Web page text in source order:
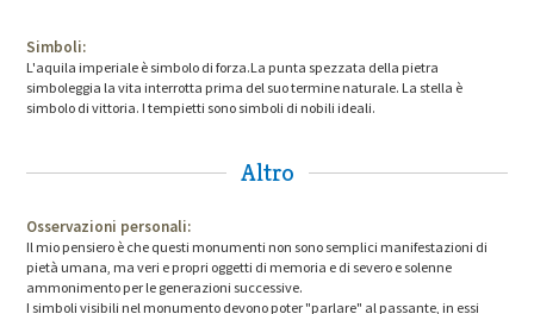
Simboli:
L'aquila imperiale è simbolo di forza.La punta spezzata della pietra
simboleggia la vita interrotta prima del suo termine naturale. La stella è
simbolo di vittoria. I tempietti sono simboli di nobili ideali.
Altro
Osservazioni personali:
Il mio pensiero è che questi monumenti non sono semplici manifestazioni di
pietà umana, ma veri e propri oggetti di memoria e di severo e solenne
ammonimento per le generazioni successive.
I simboli visibili nel monumento devono poter "parlare" al passante, in essi